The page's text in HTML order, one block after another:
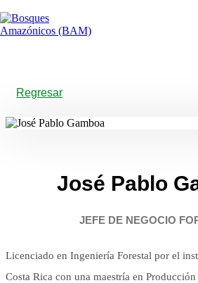
Regresar
José Pablo
JEFE DE NEGOCIO
Licenciado en Ingeniería Forestal por el
Costa Rica con una maestría en